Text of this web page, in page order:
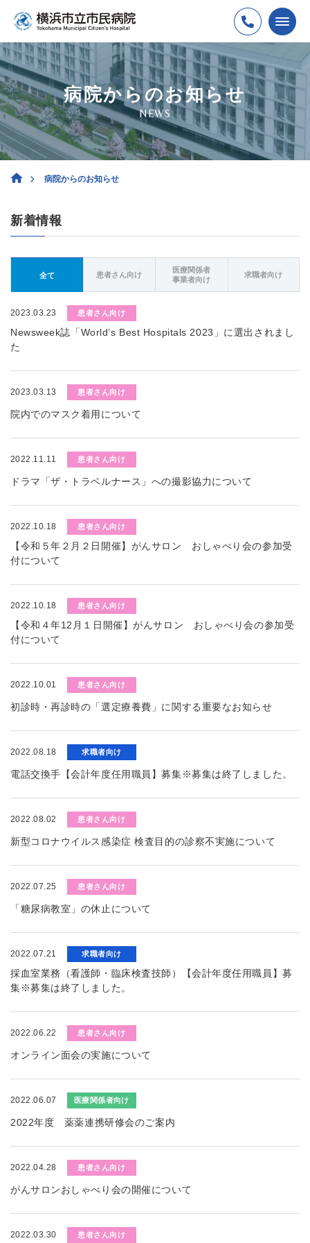
病院からのお知らせ
NEWS
病院からのお知らせ
新着情報
全て 患者さん向け
医療関係者
事業者向け
求職者向け
2023.03.23 患者さん向け
Newsweek誌「World’s Best Hospitals 2023」に選出されまし
た
2023.03.13 患者さん向け
院内でのマスク着用について
2022.11.11 患者さん向け
ドラマ「ザ・トラベルナース」への撮影協力について
2022.10.18 患者さん向け
【令和５年２月２日開催】がんサロン おしゃべり会の参加受
付について
2022.10.18 患者さん向け
【令和４年12月１日開催】がんサロン おしゃべり会の参加受
付について
2022.10.01 患者さん向け
初診時・再診時の「選定療養費」に関する重要なお知らせ
2022.08.18 求職者向け
電話交換手【会計年度任用職員】募集※募集は終了しました。
2022.08.02 患者さん向け
新型コロナウイルス感染症 検査目的の診察不実施について
2022.07.25 患者さん向け
「糖尿病教室」の休止について
2022.07.21 求職者向け
採血室業務（看護師・臨床検査技師）【会計年度任用職員】募
集※募集は終了しました。
2022.06.22 患者さん向け
オンライン面会の実施について
2022.06.07 医療関係者向け
2022年度 薬薬連携研修会のご案内
2022.04.28 患者さん向け
がんサロンおしゃべり会の開催について
2022.03.30 患者さん向け